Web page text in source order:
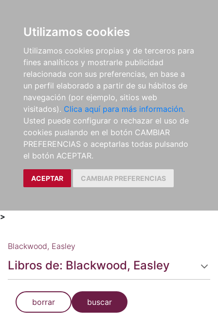
Utilizamos cookies
Utilizamos cookies propias y de terceros para
fines analíticos y mostrarle publicidad
relacionada con sus preferencias, en base a
un perfil elaborado a partir de su hábitos de
navegación (por ejemplo, sitios web
visitados). Clica aquí para más información.
Usted puede configurar o rechazar el uso de
cookies puslando en el botón CAMBIAR
PREFERENCIAS o aceptarlas todas pulsando
el botón ACEPTAR.
ACEPTAR CAMBIAR PREFERENCIAS
>
Blackwood, Easley
Libros de: Blackwood, Easley
borrar buscar